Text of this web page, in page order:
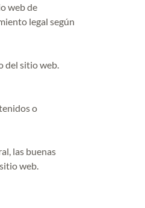
web de
legal según
del sitio web.
o
las buenas
web.